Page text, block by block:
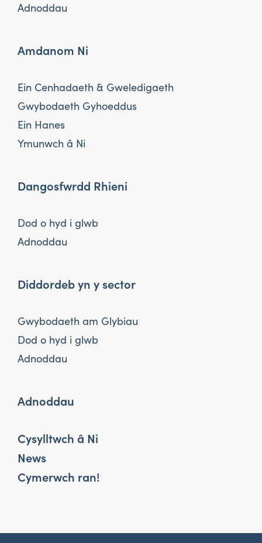
Adnoddau
Amdanom Ni
Ein Cenhadaeth & Gweledigaeth
Gwybodaeth Gyhoeddus
Ein Hanes
Ymunwch â Ni
Dangosfwrdd Rhieni
Dod o hyd i glwb
Adnoddau
Diddordeb yn y sector
Gwybodaeth am Glybiau
Dod o hyd i glwb
Adnoddau
Adnoddau
Cysylltwch â Ni
News
Cymerwch ran!